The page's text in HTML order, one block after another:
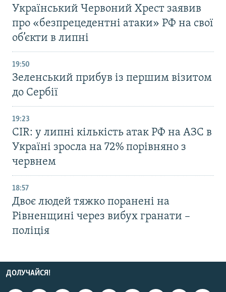
Український Червоний Хрест заявив
про «безпрецедентні атаки» РФ на свої
об’єкти в липні
19:50
Зеленський прибув із першим візитом
до Сербії
19:23
CIR: у липні кількість атак РФ на АЗС в
Україні зросла на 72% порівняно з
червнем
18:57
Двоє людей тяжко поранені на
Рівненщині через вибух гранати –
поліція
ДОЛУЧАЙСЯ!